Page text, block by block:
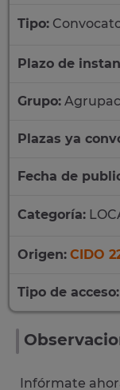
Tipo:
Plazo de
Grupo:
Plazas ya
Fecha de
Categoría:
Origen: CIDO
Tipo de acceso:
Infórmate